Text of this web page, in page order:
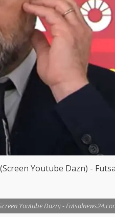
Youtube Dazn) -
Youtube Dazn) -